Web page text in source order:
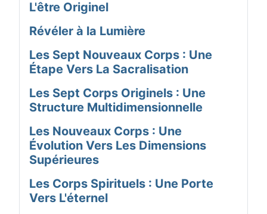
L'être Originel
Révéler à la Lumière
Les Sept Nouveaux Corps : Une
Étape Vers La Sacralisation
Les Sept Corps Originels : Une
Structure Multidimensionnelle
Les Nouveaux Corps : Une
Évolution Vers Les Dimensions
Supérieures
Les Corps Spirituels : Une Porte
Vers L'éternel